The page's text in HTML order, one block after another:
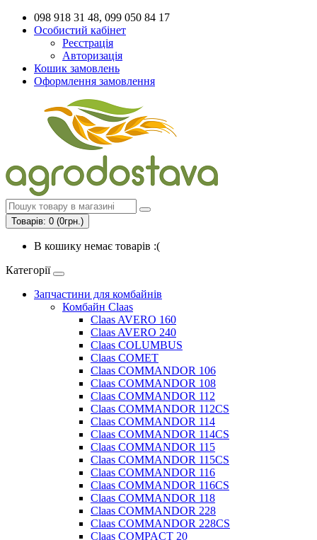
098 918 31 48, 099 050 84 17
Особистий кабінет
Реєстрація
Авторизація
Кошик замовлень
Оформлення замовлення
Товарів: 0 (0грн.)
В кошику немає товарів :(
Категорії
Запчастини для комбайнів
Комбайн Claas
Claas AVERO 160
Claas AVERO 240
Claas COLUMBUS
Claas COMET
Claas COMMANDOR 106
Claas COMMANDOR 108
Claas COMMANDOR 112
Claas COMMANDOR 112CS
Claas COMMANDOR 114
Claas COMMANDOR 114CS
Claas COMMANDOR 115
Claas COMMANDOR 115CS
Claas COMMANDOR 116
Claas COMMANDOR 116CS
Claas COMMANDOR 118
Claas COMMANDOR 228
Claas COMMANDOR 228CS
Claas COMPACT 20